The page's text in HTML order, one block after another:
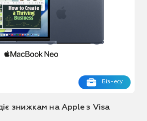
Бізнесу
знижкам на Apple з Visa